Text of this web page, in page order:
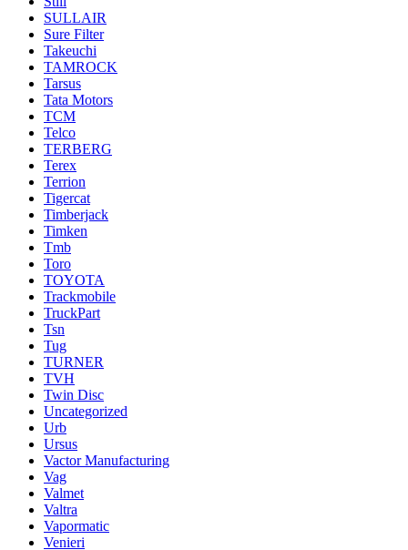
SULLAIR
Sure Filter
Takeuchi
TAMROCK
Tarsus
Tata Motors
TCM
Telco
TERBERG
Terex
Terrion
Tigercat
Timberjack
Timken
Tmb
Toro
TOYOTA
Trackmobile
TruckPart
Tsn
Tug
TURNER
TVH
Twin Disc
Uncategorized
Urb
Ursus
Vactor Manufacturing
Vag
Valmet
Valtra
Vapormatic
Venieri